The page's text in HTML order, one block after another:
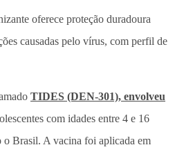
oferece proteção duradoura
causadas pelo vírus, com perfil de
TIDES (DEN-301), envolveu
com idades entre 4 e 16
o Brasil. A vacina foi aplicada em